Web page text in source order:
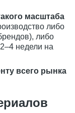
масштаба
либо
либо
недели на
всего рынка